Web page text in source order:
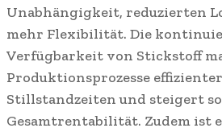
Unabhängigkeit, reduzierten
mehr Flexibilität. Die
Verfügbarkeit von Stickstoff
Produktionsprozesse
Stillstandzeiten und steigert
Gesamtrentabilität. Zudem ist